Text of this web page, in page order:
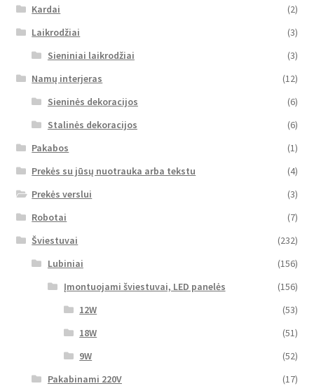
Kardai
(2)
Laikrodžiai
(3)
Sieniniai laikrodžiai
(3)
Namų interjeras
(12)
Sieninės dekoracijos
(6)
Stalinės dekoracijos
(6)
Pakabos
(1)
Prekės su jūsų nuotrauka arba tekstu
(4)
Prekės verslui
(3)
Robotai
(7)
Šviestuvai
(232)
Lubiniai
(156)
Įmontuojami šviestuvai, LED panelės
(156)
12W
(53)
18W
(51)
9W
(52)
Pakabinami 220V
(17)